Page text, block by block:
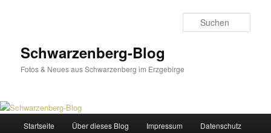
Schwarzenberg-Blog
Fotos & Neues aus Schwarzenberg im Erzgebirge
Startseite Über dieses Blog Impressum Datenschutz